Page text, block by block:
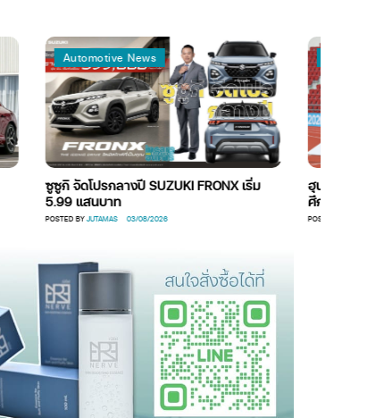
Automotive News
กิ จัดโปรกลางปี SUZUKI FRONX เริ่ม
แสนบาท
JUTAMAS 03/08/2026
Automotive News
ฮุนได ร่วมฉลองชัย ช้างศึ
ศึก ASEAN Hyundai
ADMIN595